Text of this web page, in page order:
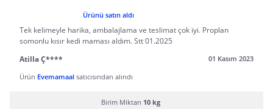
Ürünü satın aldı
Tek kelimeyle harika, ambalajlama ve teslimat çok iyi. Proplan
somonlu kısır kedi maması aldım. Stt 01.2025
Atilla Ç****
01 Kasım 2023
Ürün Evemamaal satıcısından alındı
Birim Miktarı 10 kg